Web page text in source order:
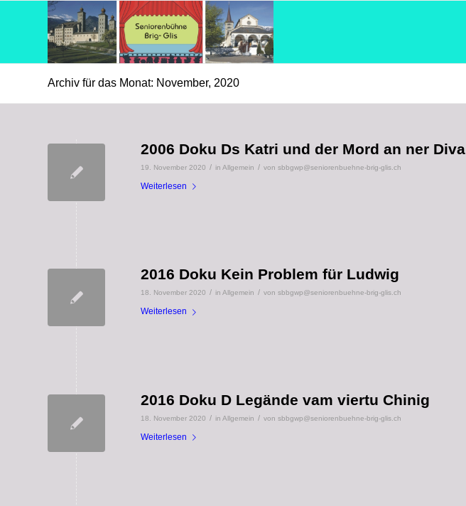
Archiv für das Monat: November, 2020
2006 Doku Ds Katri und der Mord an ner Diva
19. November 2020 / in Allgemein / von sbbgwp@seniorenbuehne-brig-glis.ch
Weiterlesen
2016 Doku Kein Problem für Ludwig
18. November 2020 / in Allgemein / von sbbgwp@seniorenbuehne-brig-glis.ch
Weiterlesen
2016 Doku D Legände vam viertu Chinig
18. November 2020 / in Allgemein / von sbbgwp@seniorenbuehne-brig-glis.ch
Weiterlesen